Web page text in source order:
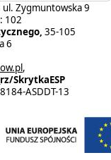
ul. Zygmuntowska 9
102
35-105
6
,
SkrytkaESP
ASDDT-13